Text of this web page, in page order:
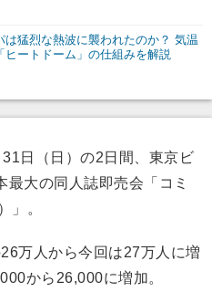
は猛烈な熱波に襲われたのか？ 気温
ヒートドーム」の仕組みを解説
日（日）の2日間、東京ビ
最大の同人誌即売会「コミ
」。
万人から今回は27万人に増
から26,000に増加。